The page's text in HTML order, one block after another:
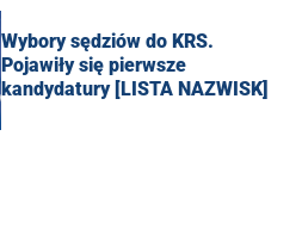
Wybory sędziów do KRS.
Pojawiły się pierwsze
kandydatury [LISTA NAZWISK]